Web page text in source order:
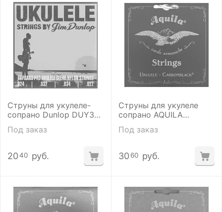
Струны для укулеле-
сопрано Dunlop DUY301
Soprano PRO
Под заказ
2040 руб.
Струны для укулеле
сопрано ​AQUILA
CARBONBLACK 141 U
Под заказ
30 60 руб.